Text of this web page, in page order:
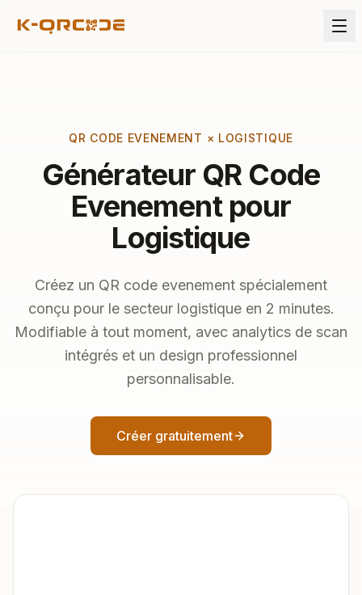
QR CODE EVENEMENT × LOGISTIQUE
Générateur QR Code
Evenement pour
Logistique
Créez un QR code evenement spécialement
conçu pour le secteur logistique en 2 minutes.
Modifiable à tout moment, avec analytics de scan
intégrés et un design professionnel
personnalisable.
Créer gratuitement